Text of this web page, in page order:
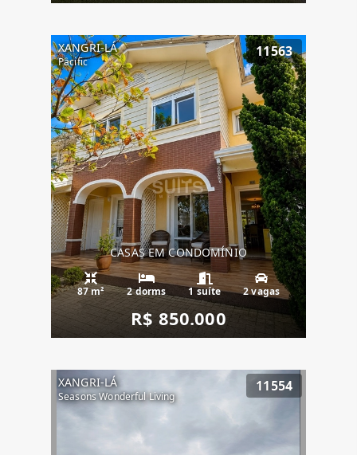
XANGRI-LÁ
Pacific
11563
CASAS EM CONDOMÍNIO
87 m² 2 dorms 1 suíte 2 vagas
R$ 850.000
XANGRI-LÁ
Seasons Wonderful Living
11554